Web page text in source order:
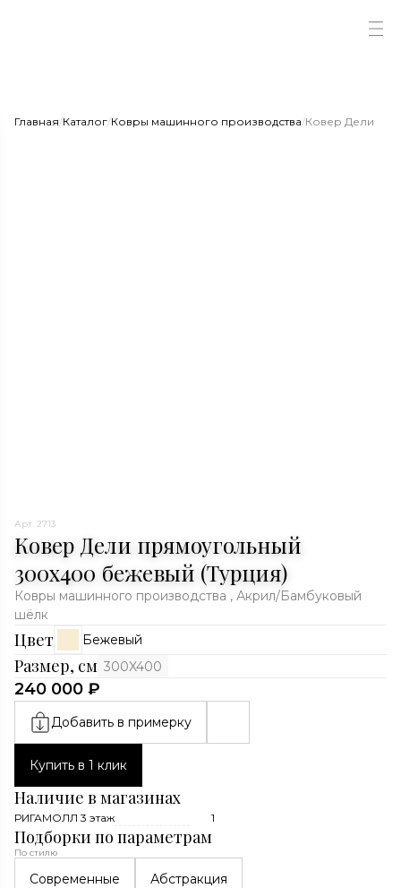
Главная/Каталог/Ковры машинного производства/Ковер Дели
Арт. 2713
Ковер Дели прямоугольный
300x400 бежевый (Турция)
Ковры машинного производства , Акрил/Бамбуковый
шёлк
Цвет Бежевый
Размер, см 300X400
240 000 ₽
Добавить в примерку
Купить в 1 клик
Наличие в магазинах
РИГАМОЛЛ 3 этаж 1
Подборки по параметрам
По стилю
Современные Абстракция